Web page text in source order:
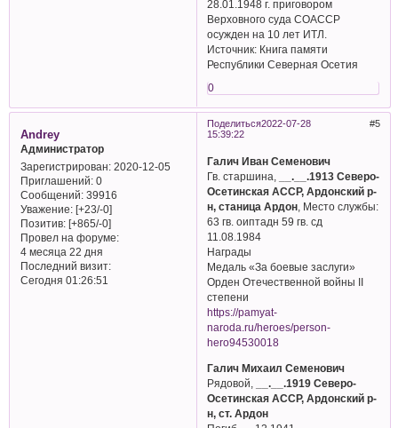
28.01.1948 г. приговором
Верховного суда СОАССР
осужден на 10 лет ИТЛ.
Источник: Книга памяти
Республики Северная Осетия
0
Поделиться 5
2022-07-28
15:39:22
Andrey
Администратор
Зарегистрирован: 2020-12-05
Приглашений:0
Сообщений:39916
Уважение: [+23/-0]
Позитив: [+865/-0]
Провел на форуме:
4 месяца 22 дня
Последний визит:
Сегодня 01:26:51
Галич Иван Семенович
Гв. старшина,
__.__.1913 Северо-
Осетинская АССР, Ардонский р-
н, станица Ардон , Место службы:
63 гв. оиптадн 59 гв. сд
11.08.1984
Награды
Медаль «За боевые заслуги»
Орден Отечественной войны II
степени
https://pamyat-
naroda.ru/heroes/person-
hero94530018
Галич Михаил Семенович
Рядовой,
__.__.1919 Северо-
Осетинская АССР, Ардонский р-
н, ст. Ардон